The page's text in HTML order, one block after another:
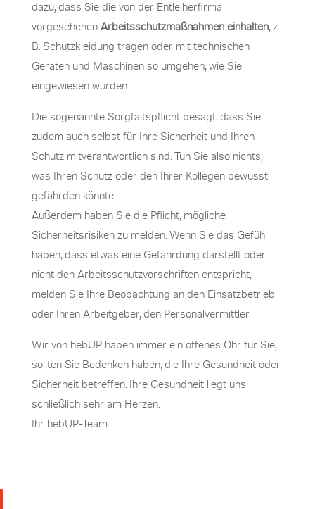
dazu, dass Sie die von der Entleiherfirma
vorgesehenen Arbeitsschutzmaßnahmen einhalten, z.
B. Schutzkleidung tragen oder mit technischen
Geräten und Maschinen so umgehen, wie Sie
eingewiesen wurden.
Die sogenannte Sorgfaltspflicht besagt, dass Sie
zudem auch selbst für Ihre Sicherheit und Ihren
Schutz mitverantwortlich sind. Tun Sie also nichts,
was Ihren Schutz oder den Ihrer Kollegen bewusst
gefährden könnte.
Außerdem haben Sie die Pflicht, mögliche
Sicherheitsrisiken zu melden. Wenn Sie das Gefühl
haben, dass etwas eine Gefährdung darstellt oder
nicht den Arbeitsschutzvorschriften entspricht,
melden Sie Ihre Beobachtung an den Einsatzbetrieb
oder Ihren Arbeitgeber, den Personalvermittler.
Wir von hebUP haben immer ein offenes Ohr für Sie,
sollten Sie Bedenken haben, die Ihre Gesundheit oder
Sicherheit betreffen. Ihre Gesundheit liegt uns
schließlich sehr am Herzen.
Ihr hebUP-Team